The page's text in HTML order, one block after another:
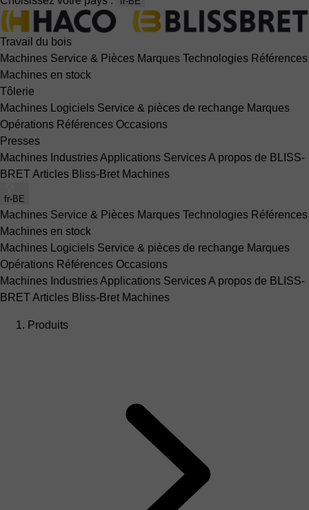
Travail du bois
Machines Service & Pièces Marques Technologies Références
Machines en stock
Tôlerie
Machines
Logiciels Service & pièces de rechange Marques
Opérations Références Occasions
Presses
Machines IndustriesApplications ServicesA propos de BLISS-
BRETArticles Bliss-Bret Machines
fr-BE
Machines Service & Pièces Marques Technologies Références
Machines en stock
Machines
Logiciels Service & pièces de rechange Marques
Opérations Références Occasions
Machines IndustriesApplications ServicesA propos de BLISS-
BRETArticles Bliss-Bret Machines
Produits